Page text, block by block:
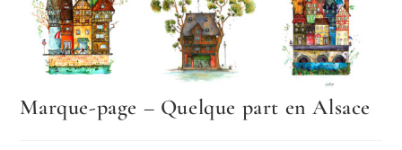
🔍
Marque-page – Quelque part en Alsace